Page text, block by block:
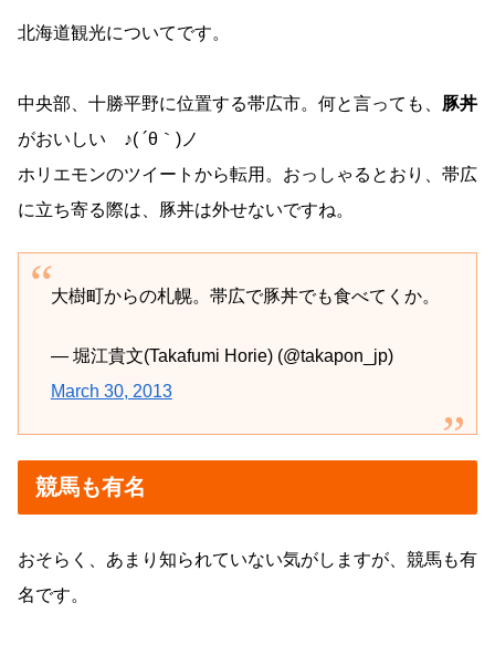
北海道観光についてです。
中央部、十勝平野に位置する帯広市。何と言っても、 豚丼
がおいしい ♪( ´θ｀)ノ
ホリエモンのツイートから転用。おっしゃるとおり、帯広
に立ち寄る際は、豚丼は外せないですね。
大樹町からの札幌。帯広で豚丼でも食べてくか。
— 堀江貴文(Takafumi Horie) (@takapon_jp)
March 30, 2013
競馬も有名
おそらく、あまり知られていない気がしますが、競馬も有
名です。